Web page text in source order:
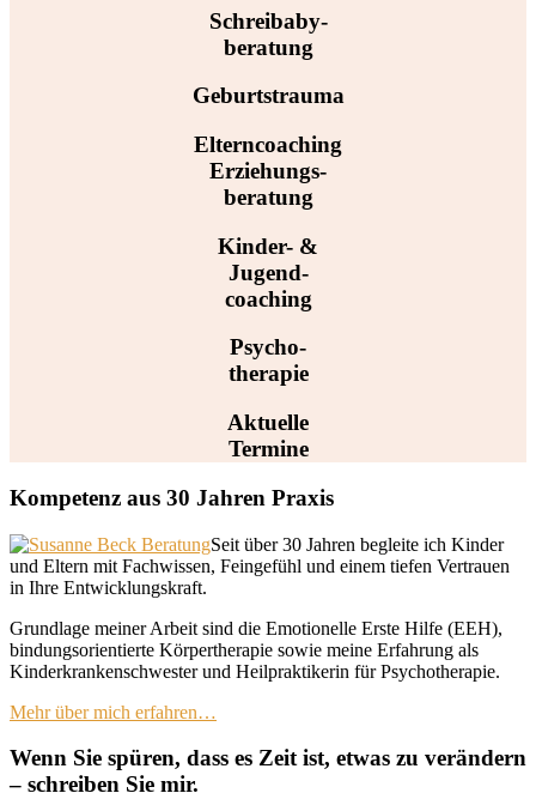
Schreibaby-
beratung
Geburtstrauma
Elterncoaching
Erziehungs-
beratung
Kinder- &
Jugend-
coaching
Psycho-
therapie
Aktuelle
Termine
Kompetenz aus 30 Jahren Praxis
Seit über 30 Jahren begleite ich Kinder
und Eltern mit Fachwissen, Feingefühl und einem tiefen Vertrauen
in Ihre Entwicklungskraft.
Grundlage meiner Arbeit sind die Emotionelle Erste Hilfe (EEH),
bindungsorientierte Körpertherapie sowie meine Erfahrung als
Kinderkrankenschwester und Heilpraktikerin für Psychotherapie.
Mehr über mich erfahren…
Wenn Sie spüren, dass es Zeit ist, etwas zu verändern
– schreiben Sie mir.